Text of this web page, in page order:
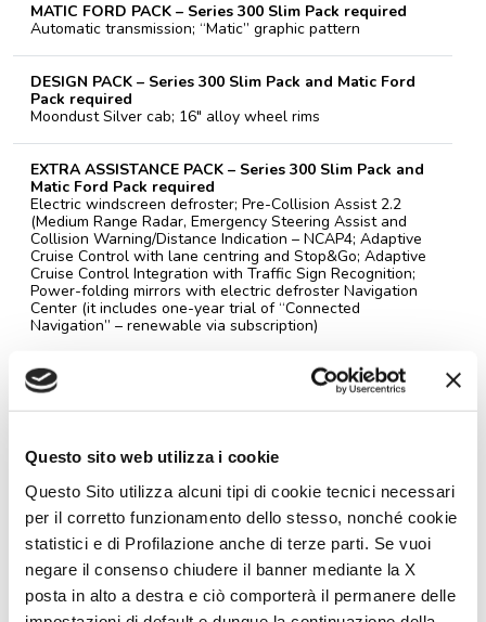
Questo sito web utilizza i cookie
Questo Sito utilizza alcuni tipi di cookie tecnici necessari
per il corretto funzionamento dello stesso, nonché cookie
statistici e di Profilazione anche di terze parti. Se vuoi
negare il consenso chiudere il banner mediante la X
posta in alto a destra e ciò comporterà il permanere delle
MATIC FORD PACK – Series 300 Slim Pack required
Automatic transmission; “Matic” graphic pattern
DESIGN PACK – Series 300 Slim Pack and Matic Ford
Pack required
Moondust Silver cab; 16″ alloy wheel rims
EXTRA ASSISTANCE PACK – Series 300 Slim Pack and
Matic Ford Pack required
Electric windscreen defroster; Pre-Collision Assist 2.2
(Medium Range Radar, Emergency Steering Assist and
Collision Warning/Distance Indication – NCAP4; Adaptive
Cruise Control with lane centring and Stop&Go; Adaptive
Cruise Control Integration with Traffic Sign Recognition;
Power-folding mirrors with electric defroster Navigation
Center (it includes one-year trial of “Connected
Navigation” – renewable via subscription)
WINTER PACK
Insulated and heated grey water tank; Insulated entrance
step
PLEIN AIR PACK
Anthracite awning**; External gas socket; Connection for
external shower in the garage
32’’ SATELLITE TV PACK
32” Smart TV; Satellite antenna